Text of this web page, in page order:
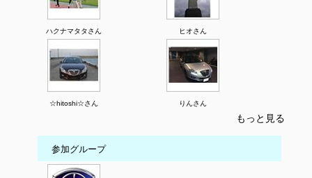
ハクナマタタさん ヒオさん
☆hitoshi☆さん りんさん
もっと見る
参加グループ